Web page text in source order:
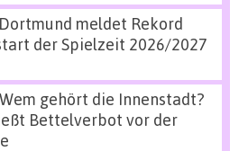
meldet Rekord
der Spielzeit 2026/2027
Wem gehört die Innenstadt?
Bettelverbot vor der